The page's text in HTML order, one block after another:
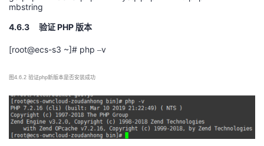
mbstring
4.6.3
验证 PHP 版本
[root@ecs-s3 ~]# php –v
图 4.6.2 验证php新版本是否安装成功